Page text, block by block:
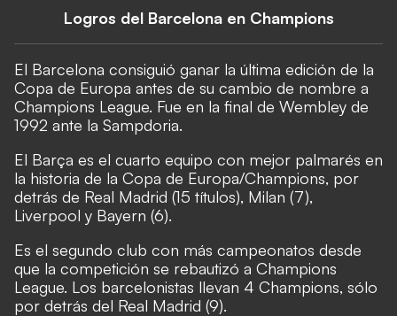
Logros del Barcelona en Champions
El Barcelona consiguió ganar la última edición de la
Copa de Europa antes de su cambio de nombre a
Champions League. Fue en la final de Wembley de
1992 ante la Sampdoria.
El Barça es el cuarto equipo con mejor palmarés en
la historia de la Copa de Europa/Champions, por
detrás de Real Madrid (15 títulos), Milan (7),
Liverpool y Bayern (6).
Es el segundo club con más campeonatos desde
que la competición se rebautizó a Champions
League. Los barcelonistas llevan 4 Champions, sólo
por detrás del Real Madrid (9).